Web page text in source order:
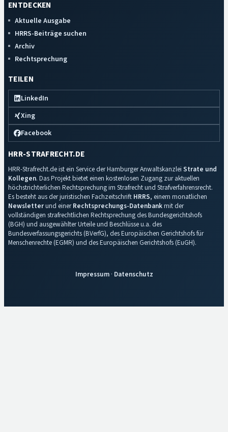
ENTDECKEN
Aktuelle Ausgabe
HRRS-Beiträge suchen
Archiv
Rechtsprechung
TEILEN
LinkedIn
Xing
Facebook
HRR-STRAFRECHT.DE
HRR-Strafrecht.de ist ein Service der Hamburger Anwaltskanzlei Strate und
Kollegen. Das Projekt bietet einen kostenlosen Zugang zur aktuellen
höchstrichterlichen Rechtsprechung im Strafrecht und Strafverfahrensrecht.
Es besteht aus der juristischen Fachzeitschrift HRRS, einem monatlichen
Newsletterund einerRechtsprechungs-Datenbankmit der
vollständigen strafrechtlichen Rechtsprechung des Bundesgerichtshofs
(BGH) und ausgewählter Urteile und Beschlüsse u.a. des
Bundesverfassungsgerichts (BVerfG), des Europäischen Gerichtshofs für
Menschenrechte (EGMR) und des Europäischen Gerichtshofs (EuGH).
Impressum· Datenschutz